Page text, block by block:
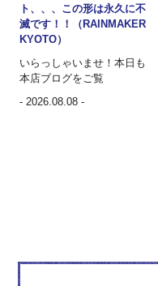
ト、、、この形は永久に不
滅です！！（RAINMAKER
KYOTO）
いらっしゃいませ！本日も
本店ブログをご覧
- 2026.08.08 -